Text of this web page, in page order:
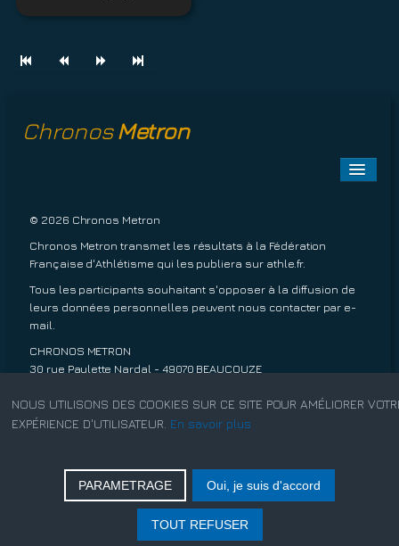
Rechercher
NOUS UTILISONS DES COOKIES SUR CE SITE POUR AMÉLIORER
EXPÉRIENCE D'UTILISATEUR. En savoir plus
PARAMETRAGE Oui, je suis d'accord
TOUT REFUSER
Chronos Metron
Toggle
A PROPOS
EPREUVES À VENIR
EPREUVES TERMINÉES
CONTACT
CHRONOS METRON
30 rue Paulette Nardal - 49070 BEAUCOUZE
Conditions de ventes.
Mentions légales.
Chronos Metron transmet les résultats à la Fédération
Française d'Athlétisme qui les publiera sur athle.fr.
Tous les participants souhaitant s'opposer à la diffusion de
leurs données personnelles peuvent nous contacter par e-
mail
© 2026 Chronos Metron